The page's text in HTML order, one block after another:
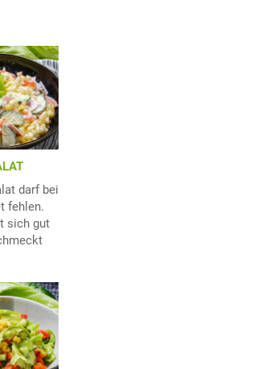
darf bei
fehlen.
sich gut